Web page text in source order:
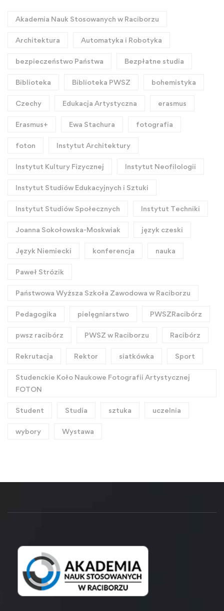
Akademia Nauk Stosowanych w Raciborzu
Architektura Automatyka i Robotyka
bezpieczeństwo Państwa Bezpłatne studia
Biblioteka Biblioteka PWSZ bohemistyka
Czechy Edukacja Artystyczna erasmus
Erasmus+ Ewa Stachura fotografia
foton Instytut Architektury
Instytut Kultury Fizycznej Instytut Neofilologii
Instytut Studiów Edukacyjnych i Sztuki
Instytut Studiów Społecznych Instytut Techniki
Joanna Sokołowska-Moskwiak język czeski
Język Niemiecki konferencja nauka
Paweł Strózik
Państwowa Wyższa Szkoła Zawodowa w Raciborzu
Pedagogika pielęgniarstwo PWSZRacibórz
pwsz racibórz PWSZ w Raciborzu Racibórz
Rekrutacja Rektor siatkówka Sport
Studenckie Koło Naukowe Fotografii Artystycznej
FOTON
Student Studia sztuka uczelnia
wybory Wystawa